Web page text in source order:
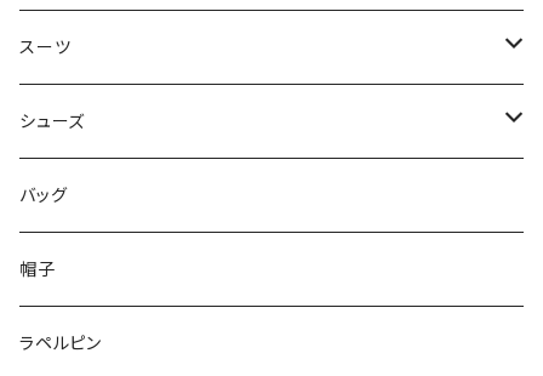
50/XL～
48/L
50/XL～
46/M
48/L
50/XL～
～44/S
46/M
48/L
50/XL～
スーツ
～44/S
46/M
48/L
50/XL～
シューズ
～25.5cm
26cm～
27cm～
バッグ
帽子
ラペルピン